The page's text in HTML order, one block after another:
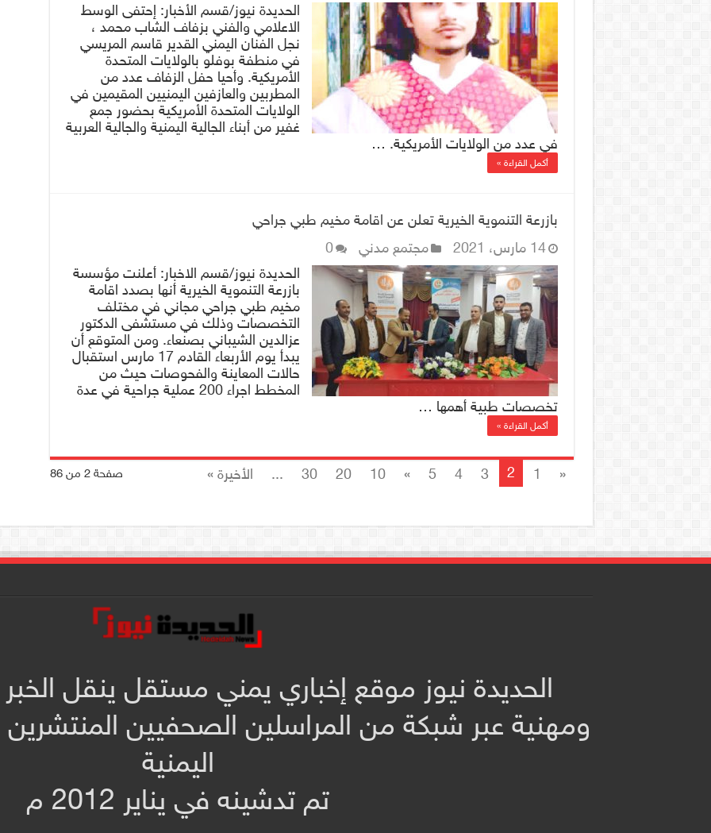
الحديدة نيوز/قسم الأخبار: إحتفى الوسط
الاعلامي والفني بزفاف الشاب محمد ،
نجل الفنان اليمني القدير قاسم المريسي
في منطفة بوفلو بالولايات المتحدة
الأمريكية. وأحيا حفل الزفاف عدد من
المطربين والعازفين اليمنيين المقيمين في
الولايات المتحدة الأمريكية بحضور جمع
غفير من أبناء الجالية اليمنية والجالية العربية
في عدد من الولايات الأمريكية. …
أكمل القراءة »
بازرعة التنموية الخيرية تعلن عن اقامة مخيم طبي جراحي
14 مارس، 2021
مجتمع مدني
0
الحديدة نيوز/قسم الاخبار: أعلنت مؤسسة
بازرعة التنموية الخيرية أنها بصدد اقامة
مخيم طبي جراحي مجاني في مختلف
التخصصات وذلك في مستشفى الدكتور
عزالدين الشيباني بصنعاء. ومن المتوقع أن
يبدأ يوم الأربعاء القادم 17 مارس استقبال
حالات المعاينة والفحوصات حيث من
المخطط اجراء 200 عملية جراحية في عدة
تخصصات طبية أهمها …
أكمل القراءة »
صفحة 2 من 86 «
1
2
3
4
5
»
10
20
30
... الأخيرة »
الحديدة نيوز موقع إخباري يمني مستقل ينقل
ومهنية عبر شبكة من المراسلين الصحفيين
اليمنية
تم تدشينه في يناير 2012 م